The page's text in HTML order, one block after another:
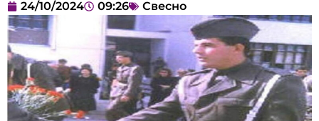
24/10/2024 09:26 Свесно